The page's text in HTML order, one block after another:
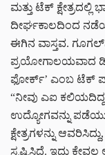
ಮತ್ತು ಟೆಕ್
ದೀರ್ಘಕಾಲದಿಂದ
ಈಗಿನ ವಾಸ್ತವ.
ಪ್ರಯೋಗಾಲಯವಾದ
ಫೋರ್ಕ್’ ಎಂಬ ಟೆಕ್
“ನೀವು ಎಐ
ಉದ್ಯೋಗವನ್ನು
ಕ್ಷೇತ್ರಗಳನ್ನು
ಸೃಷ್ಟಿಸಿದೆ. ಇದು